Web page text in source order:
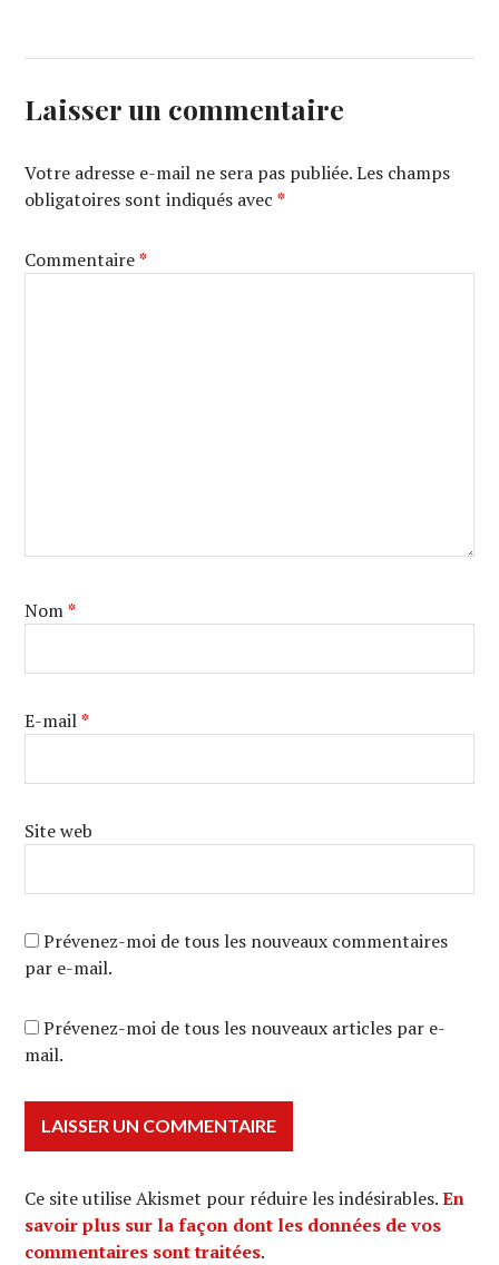
Laisser un commentaire
Votre adresse e-mail ne sera pas publiée. Les champs
obligatoires sont indiqués avec*
Commentaire*
Nom*
E-mail*
Site web
Prévenez-moi de tous les nouveaux commentaires
par e-mail.
Prévenez-moi de tous les nouveaux articles par e-
mail.
Ce site utilise Akismet pour réduire les indésirables.En
savoir plus sur la façon dont les données de vos
commentaires sont traitées.